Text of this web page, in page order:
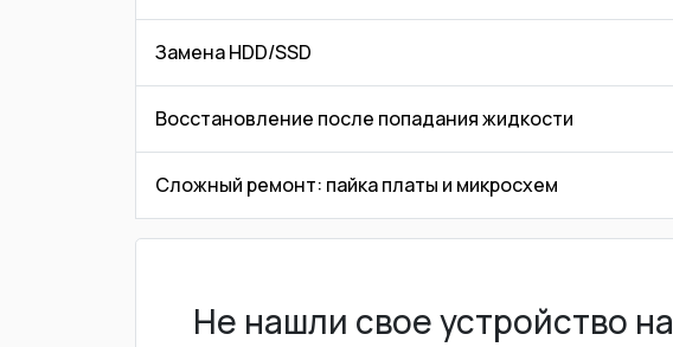
Замена HDD/SSD
Восстановление после попадания жидкости
Сложный ремонт: пайка платы и микросхем
Не нашли свое устройство на